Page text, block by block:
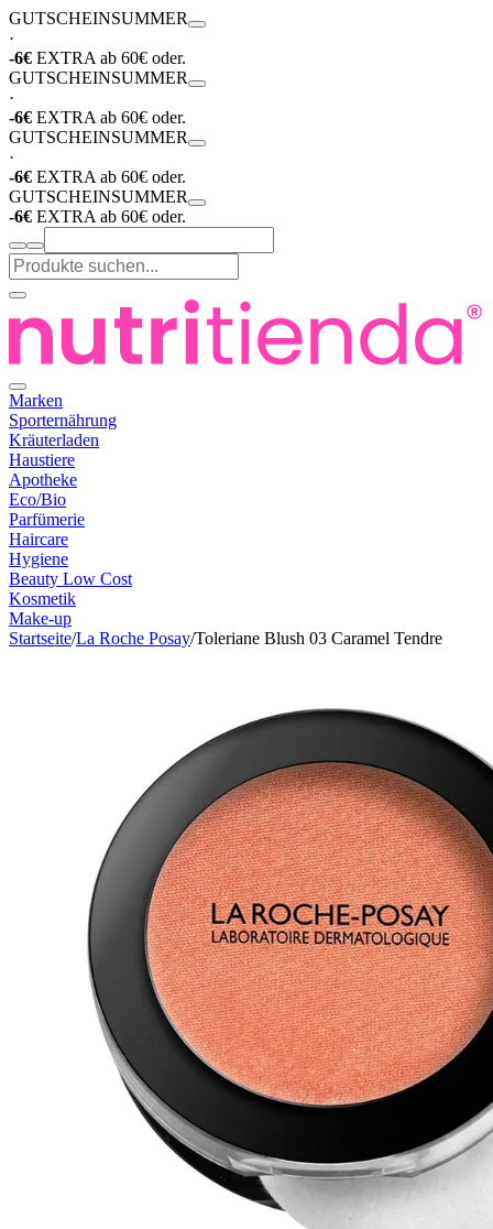
GUTSCHEINSUMMER
·
-6€ EXTRA ab 60€ oder.
GUTSCHEINSUMMER
·
-6€ EXTRA ab 60€ oder.
GUTSCHEINSUMMER
·
-6€ EXTRA ab 60€ oder.
GUTSCHEINSUMMER
-6€ EXTRA ab 60€ oder.
Marken
Sporternährung
Kräuterladen
Haustiere
Apotheke
Eco/Bio
Parfümerie
Haircare
Hygiene
Beauty Low Cost
Kosmetik
Make-up
Startseite/La Roche Posay/Toleriane Blush 03 Caramel Tendre